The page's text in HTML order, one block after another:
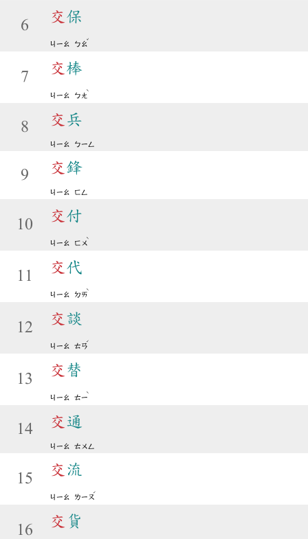
6
交 保
ㄐㄧㄠ ㄅㄠ
ˇ
7
交 棒
ㄐㄧㄠ ㄅㄤ
ˋ
8 交 兵
ㄐㄧㄠ ㄅㄧㄥ
9 交 鋒
ㄐㄧㄠ ㄈㄥ
10
交 付
ㄐㄧㄠ ㄈㄨ
ˋ
11
交 代
ㄐㄧㄠ ㄉㄞ
ˋ
12
交 談
ㄐㄧㄠ ㄊㄢ
ˊ
13
交 替
ㄐㄧㄠ ㄊㄧ
ˋ
14 交 通
ㄐㄧㄠ ㄊㄨㄥ
15
交 流
ㄐㄧㄠ ㄌㄧㄡ
ˊ
16
交 貨